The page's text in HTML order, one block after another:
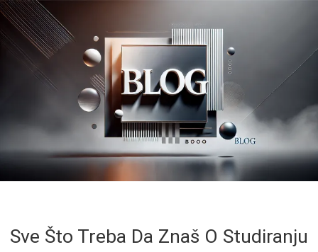
Sve Što Treba Da Znaš O Studiranju